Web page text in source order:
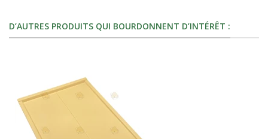
D’AUTRES PRODUITS QUI BOURDONNENT D’INTÉRÊT :